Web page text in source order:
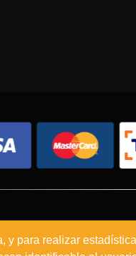
para realizar